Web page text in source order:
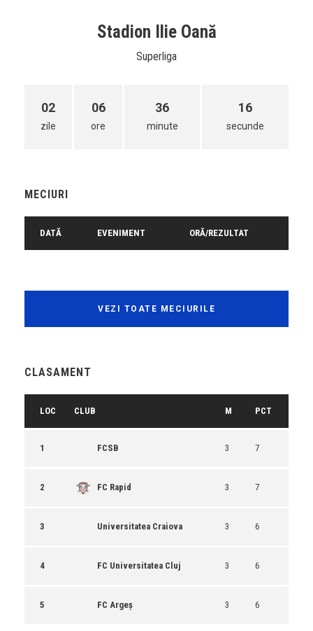
Stadion Ilie Oană
Superliga
02
zile
06
ore
36
minute
16
secunde
MECIURI
DATĂ EVENIMENT ORĂ/REZULTAT
VEZI TOATE MECIURILE
CLASAMENT
LOC CLUB M PCT
1 FCSB 3 7
2 FC Rapid 3 7
3 Universitatea Craiova 3 6
4 FC Universitatea Cluj 3 6
5 FC Argeș 3 6